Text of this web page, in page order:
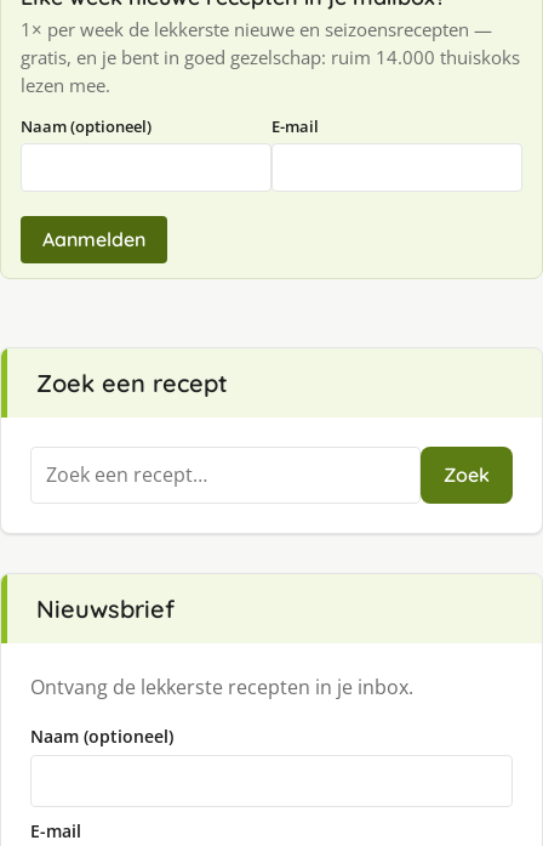
1× per week de lekkerste nieuwe en seizoensrecepten —
gratis, en je bent in goed gezelschap: ruim 14.000 thuiskoks
lezen mee.
Naam (optioneel) E-mail
Aanmelden
Zoek een recept
Zoeken
naar:
Zoek
Nieuwsbrief
Ontvang de lekkerste recepten in je inbox.
Naam (optioneel)
E-mail